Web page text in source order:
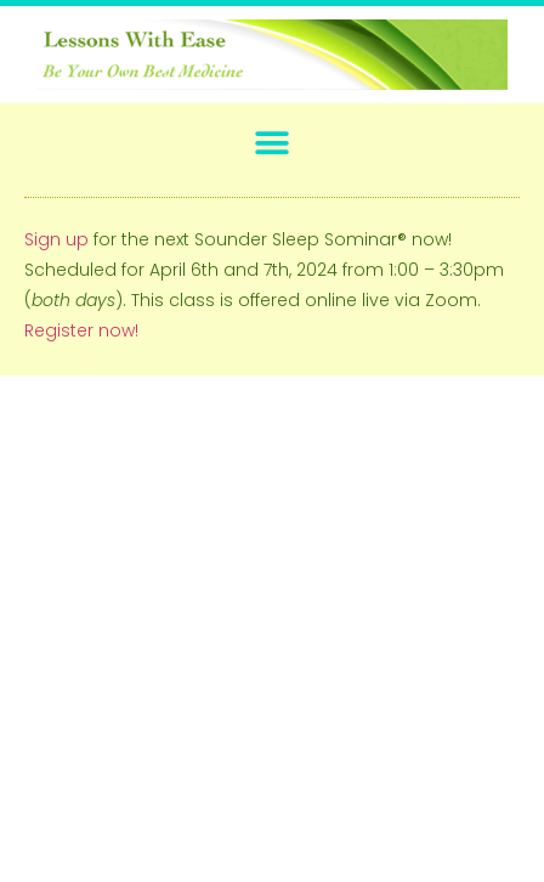
Sign up for the next Sounder Sleep Sominar® now!
Scheduled for April 6th and 7th, 2024 from 1:00 – 3:30pm
(both days). This class is offered online live via Zoom.
Register now!